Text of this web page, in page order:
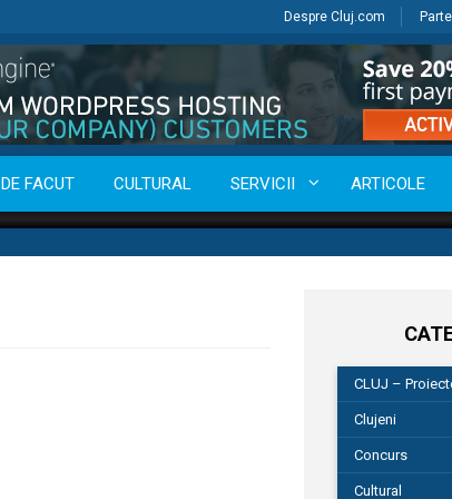
Despre Cluj.com
DE FACUT CULTURAL SERVICII ARTICOLE
CLUJ –
Clujeni
Concurs
Cultural